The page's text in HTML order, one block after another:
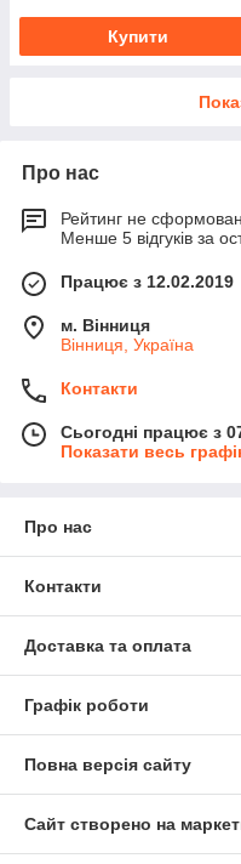
Купити
Про нас
Рейтинг не
Менше 5 відгуків за
Працює з 12.02.2019
м. Вінниця
Вінниця, Україна
Контакти
Сьогодні працює з
Показати весь
Про нас
Контакти
Доставка та оплата
Графік роботи
Повна версія сайту
Сайт створено на